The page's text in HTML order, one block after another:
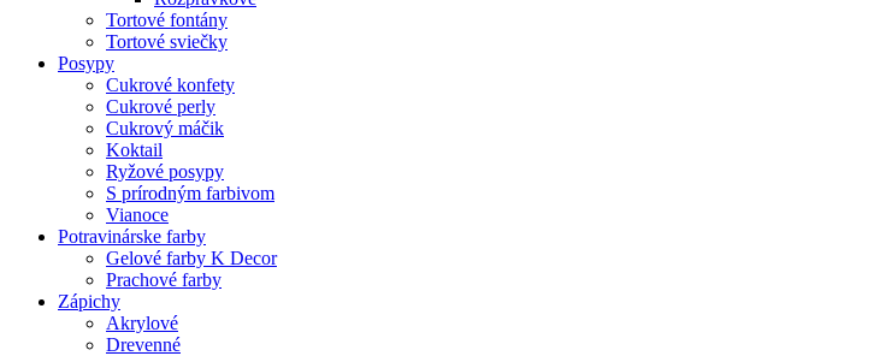
Tortové fontány
Tortové sviečky
Posypy
Cukrové konfety
Cukrové perly
Cukrový máčik
Koktail
Ryžové posypy
S prírodným farbivom
Vianoce
Potravinárske farby
Gelové farby K Decor
Prachové farby
Zápichy
Akrylové
Drevenné